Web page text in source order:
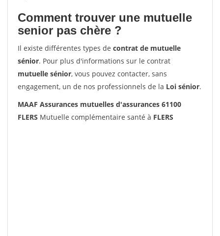
Comment trouver une mutuelle
senior pas chère ?
Il existe différentes types de contrat de mutuelle
sénior. Pour plus d'informations sur le contrat
mutuelle sénior, vous pouvez contacter, sans
engagement, un de nos professionnels de la Loi sénior.
MAAF Assurances mutuelles d'assurances 61100
FLERS Mutuelle complémentaire santé à FLERS